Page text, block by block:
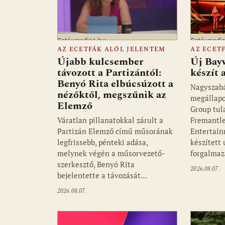
Fotó: media1.hu
AZ ECETFÁK ALÓL JELENTEM
Újabb kulcsember
távozott a Partizántól:
Benyó Rita elbúcsúzott a
nézőktől, megszűnik az
Elemző
Váratlan pillanatokkal zárult a
Partizán Elemző című műsorának
legfrissebb, pénteki adása,
melynek végén a műsorvezető-
szerkesztő, Benyó Rita
bejelentette a távozását…
2026.08.07.
Fotó:
AZ
Új
készít
Group
készített
2026.08.07.